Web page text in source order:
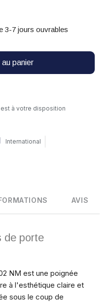
3-7 jours ouvrables
panier
à votre disposition
International
AVIS
de porte
NM est une poignée
à l'esthétique claire et
sous le coup de